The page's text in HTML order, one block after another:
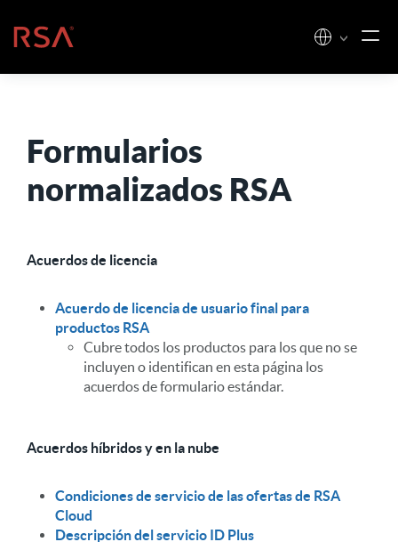
Inicio
Formularios
normalizados RSA
Acuerdos de licencia
Acuerdo de licencia de usuario final para
productos RSA
Cubre todos los productos para los que no se
incluyen o identifican en esta página los
acuerdos de formulario estándar.
Acuerdos híbridos y en la nube
Condiciones de servicio de las ofertas de RSA
Cloud
Descripción del servicio ID Plus